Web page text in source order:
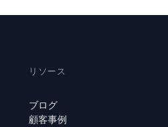
リソース
ブログ
顧客事例